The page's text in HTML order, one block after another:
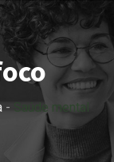
-
Saúde mental